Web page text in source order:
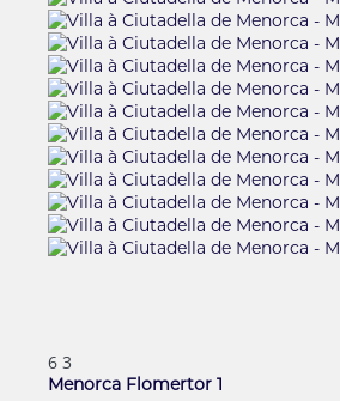
6 3
Menorca Flomertor 1